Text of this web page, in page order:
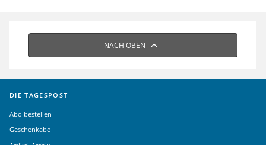
NACH OBEN
DIE TAGESPOST
Abo bestellen
Geschenkabo